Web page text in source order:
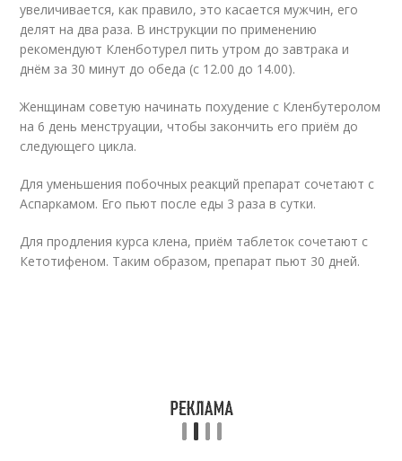
увеличивается, как правило, это касается мужчин, его
делят на два раза. В инструкции по применению
рекомендуют Кленботурел пить утром до завтрака и
днём за 30 минут до обеда (с 12.00 до 14.00).
Женщинам советую начинать похудение с Кленбутеролом
на 6 день менструации, чтобы закончить его приём до
следующего цикла.
Для уменьшения побочных реакций препарат сочетают с
Аспаркамом. Его пьют после еды 3 раза в сутки.
Для продления курса клена, приём таблеток сочетают с
Кетотифеном. Таким образом, препарат пьют 30 дней.